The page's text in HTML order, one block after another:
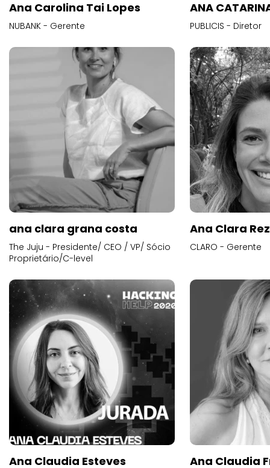
Ana Carolina Tai Lopes
NUBANK - Gerente
ANA
PUBLICIS - Diretor
ana clara grana costa
The Juju - Presidente/ CEO / VP/ Sócio
Proprietário/C-level
Ana Clara
CLARO - Gerente
Ana Claudia Esteves
Ana Claudia